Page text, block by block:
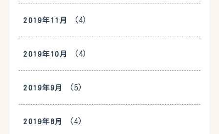
2019年11月 (4)
2019年10月 (4)
2019年9月 (5)
2019年8月 (4)